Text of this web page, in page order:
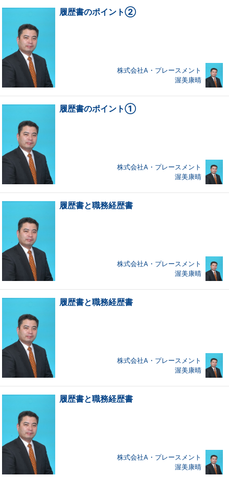
履歴書のポイント②
株式会社A・プレースメント
渥美康晴
履歴書のポイント①
株式会社A・プレースメント
渥美康晴
履歴書と職務経歴書
株式会社A・プレースメント
渥美康晴
履歴書と職務経歴書
株式会社A・プレースメント
渥美康晴
履歴書と職務経歴書
株式会社A・プレースメント
渥美康晴